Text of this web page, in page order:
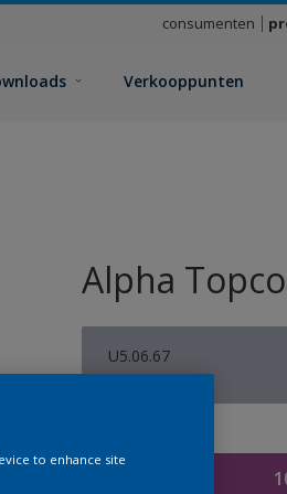
consumenten
Verkooppunten
Alpha
U5.06.67
to enhance site